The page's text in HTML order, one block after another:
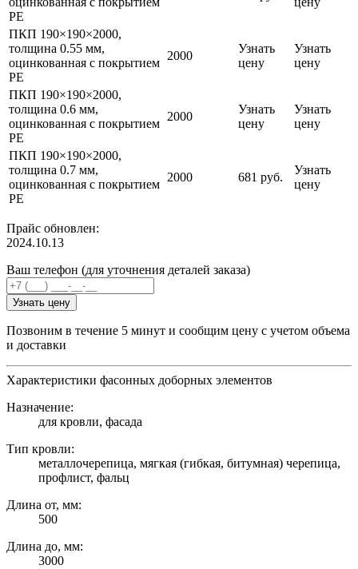
PE
ПКП 190×190×2000,
толщина 0.55 мм,
оцинкованная с покрытием
PE
2000
Узнать
цену
Узнать
цену
ПКП 190×190×2000,
толщина 0.6 мм,
оцинкованная с покрытием
PE
2000
Узнать
цену
Узнать
цену
ПКП 190×190×2000,
толщина 0.7 мм,
оцинкованная с покрытием
PE
2000 681 руб.
Узнать
цену
Прайс обновлен:
2024.10.13
Ваш телефон (для уточнения деталей заказа)
Узнать цену
Позвоним в течение 5 минут и сообщим цену с учетом объема
и доставки
Характеристики фасонных доборных элементов
Назначение:
для кровли, фасада
Тип кровли:
металлочерепица, мягкая (гибкая, битумная) черепица,
профлист, фальц
Длина от, мм:
500
Длина до, мм:
3000